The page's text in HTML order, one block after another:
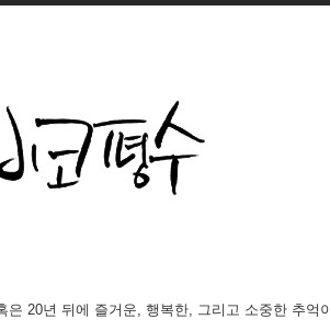
은 20년 뒤에 즐거운, 행복한, 그리고 소중한 추억